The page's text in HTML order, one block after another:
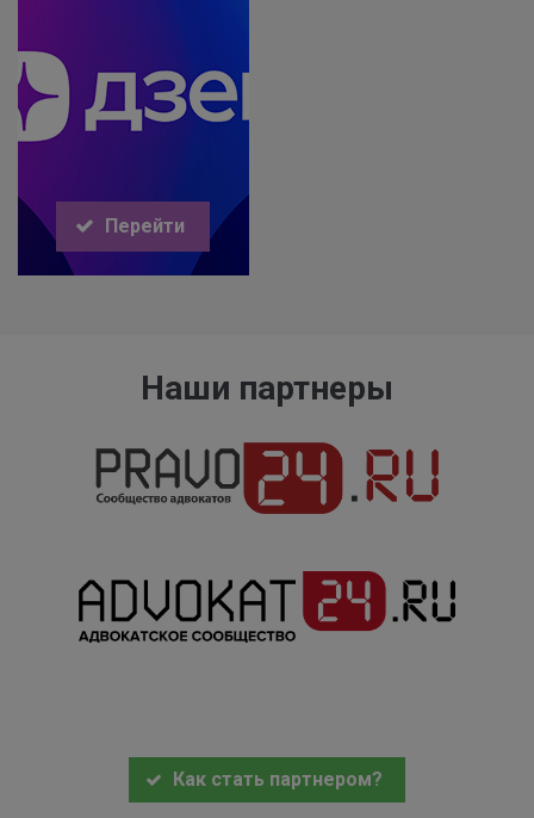
Перейти
Наши партнеры
Как стать партнером?